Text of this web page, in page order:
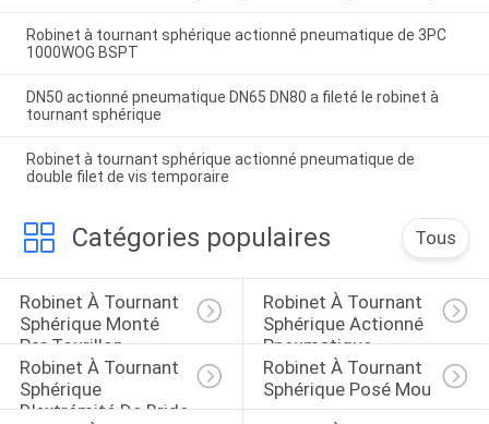
Robinet à tournant sphérique actionné pneumatique de 3PC
1000WOG BSPT
DN50 actionné pneumatique DN65 DN80 a fileté le robinet à
tournant sphérique
Robinet à tournant sphérique actionné pneumatique de
double filet de vis temporaire
Catégories populaires Tous
Robinet À Tournant
Sphérique Monté
Par Tourillon
Robinet À Tournant
Sphérique Actionné
Pneumatique
Robinet À Tournant
Sphérique
D'extrémité De Bride
Robinet À Tournant
Sphérique Posé Mou